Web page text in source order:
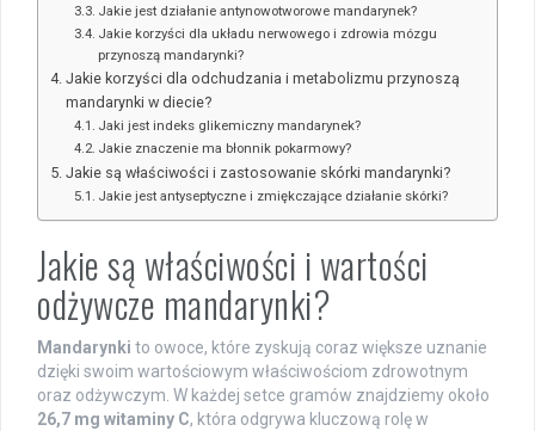
Jakie jest działanie antynowotworowe mandarynek?
Jakie korzyści dla układu nerwowego i zdrowia mózgu
przynoszą mandarynki?
Jakie korzyści dla odchudzania i metabolizmu przynoszą
mandarynki w diecie?
Jaki jest indeks glikemiczny mandarynek?
Jakie znaczenie ma błonnik pokarmowy?
Jakie są właściwości i zastosowanie skórki mandarynki?
Jakie jest antyseptyczne i zmiękczające działanie skórki?
Jakie są właściwości i wartości
odżywcze mandarynki?
Mandarynki to owoce, które zyskują coraz większe uznanie
dzięki swoim wartościowym właściwościom zdrowotnym
oraz odżywczym. W każdej setce gramów znajdziemy około
26,7 mg witaminy C, która odgrywa kluczową rolę w